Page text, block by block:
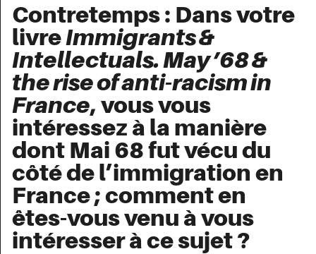
Contretemps : Dans votre
livreImmigrants &
Intellectuals. May ’68 &
the rise of anti-racism in
France, vous vous
intéressez à la manière
dont Mai 68 fut vécu du
côté de l’immigration en
France ; comment en
êtes-vous venu à vous
intéresser à ce sujet ?